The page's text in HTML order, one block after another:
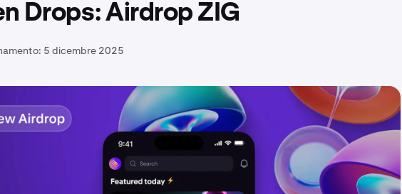
Drops: Airdrop ZIG
5 dicembre 2025